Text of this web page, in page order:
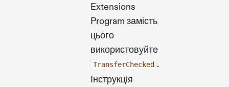
Extensions
Program замість
цього
використовуйте
TransferChecked .
Інструкція